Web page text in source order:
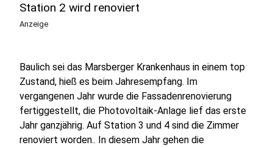
Station 2 wird renoviert
Anzeige
Baulich sei das Marsberger Krankenhaus in einem top
Zustand, hieß es beim Jahresempfang. Im
vergangenen Jahr wurde die Fassadenrenovierung
fertiggestellt, die Photovoltaik-Anlage lief das erste
Jahr ganzjährig. Auf Station 3 und 4 sind die Zimmer
renoviert worden.. In diesem Jahr gehen die